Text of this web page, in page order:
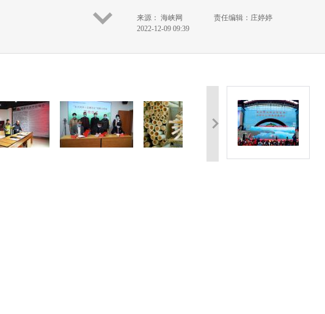
来源： 海峡网
2022-12-09 09:39
责任编辑：庄婷婷